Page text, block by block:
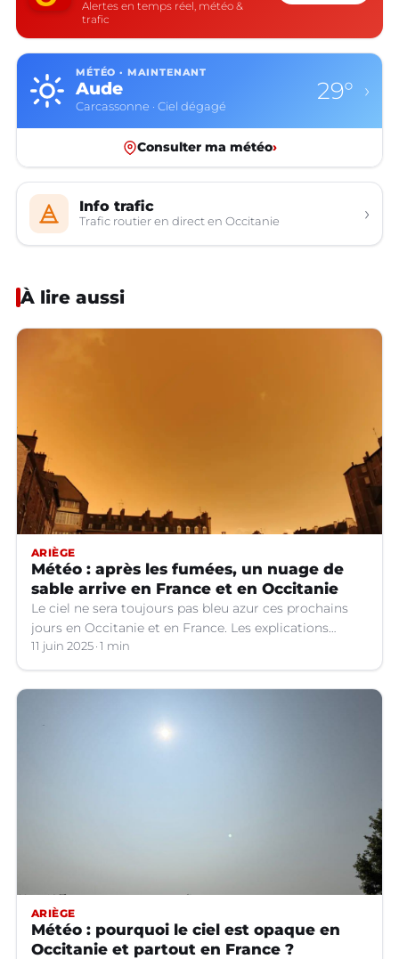
Alertes en temps réel, météo &
trafic
MÉTÉO · MAINTENANT
Aude
Carcassonne · Ciel dégagé
29° ›
Consulter ma météo›
Info trafic
Trafic routier en direct en Occitanie ›
À lire aussi
ARIÈGE
Météo : après les fumées, un nuage de
sable arrive en France et en Occitanie
Le ciel ne sera toujours pas bleu azur ces prochains
jours en Occitanie et en France. Les explications
météo.
11 juin 2025 1 min
ARIÈGE
Météo : pourquoi le ciel est opaque en
Occitanie et partout en France ?